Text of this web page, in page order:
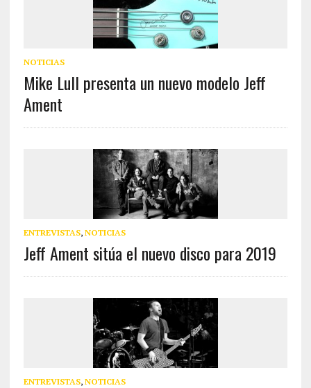
NOTICIAS
Mike Lull presenta un nuevo modelo Jeff
Ament
ENTREVISTAS, NOTICIAS
Jeff Ament sitúa el nuevo disco para 2019
ENTREVISTAS, NOTICIAS